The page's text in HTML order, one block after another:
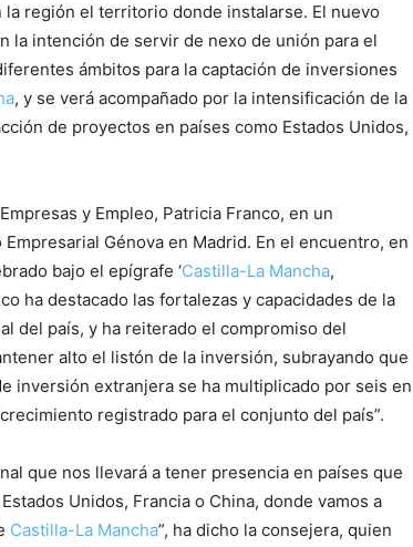
región el territorio donde instalarse. El nuevo
la intención de servir de nexo de unión para el
ámbitos para la captación de inversiones
, y se verá acompañado por la intensificación de la
de proyectos en países como Estados Unidos,
y Empleo, Patricia Franco, en un
Génova en Madrid. En el encuentro, en
bajo el epígrafe ‘Castilla-La Mancha,
ha destacado las fortalezas y capacidades de la
del país, y ha reiterado el compromiso del
alto el listón de la inversión, subrayando que
inversión extranjera se ha multiplicado por seis en
registrado para el conjunto del país”.
que nos llevará a tener presencia en países que
Unidos, Francia o China, donde vamos a
Castilla-La Mancha”, ha dicho la consejera, quien